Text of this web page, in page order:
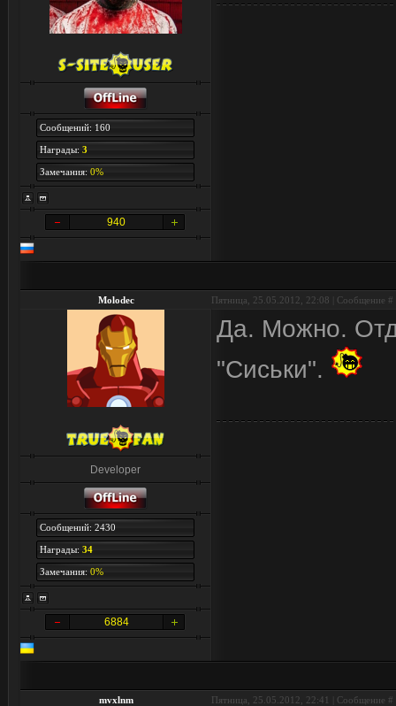
Сообщений: 160
Награды: 3
Замечания: 0%
940
Molodec Пятница, 25.05.2012, 22:08 | Сообщение #
Developer
Сообщений: 2430
Награды: 34
Замечания: 0%
6884
Да. Можно.
"Сиськи".
mvxlnm Пятница, 25.05.2012, 22:41 | Сообщение #